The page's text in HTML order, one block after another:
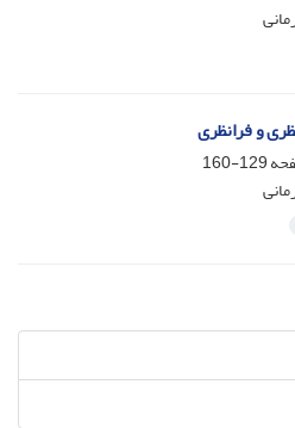
و فرانظری
129-160